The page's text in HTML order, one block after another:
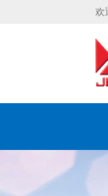
欢